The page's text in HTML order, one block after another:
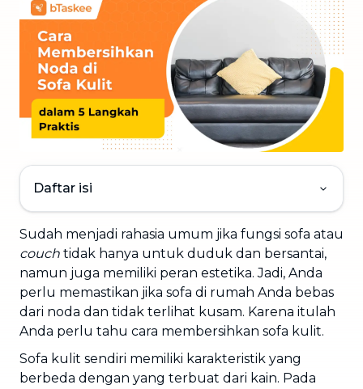
Daftar isi
Sudah menjadi rahasia umum jika fungsi sofa atau
couch tidak hanya untuk duduk dan bersantai,
namun juga memiliki peran estetika. Jadi, Anda
perlu memastikan jika sofa di rumah Anda bebas
dari noda dan tidak terlihat kusam. Karena itulah
Anda perlu tahu cara membersihkan sofa kulit.
Sofa kulit sendiri memiliki karakteristik yang
berbeda dengan yang terbuat dari kain. Pada